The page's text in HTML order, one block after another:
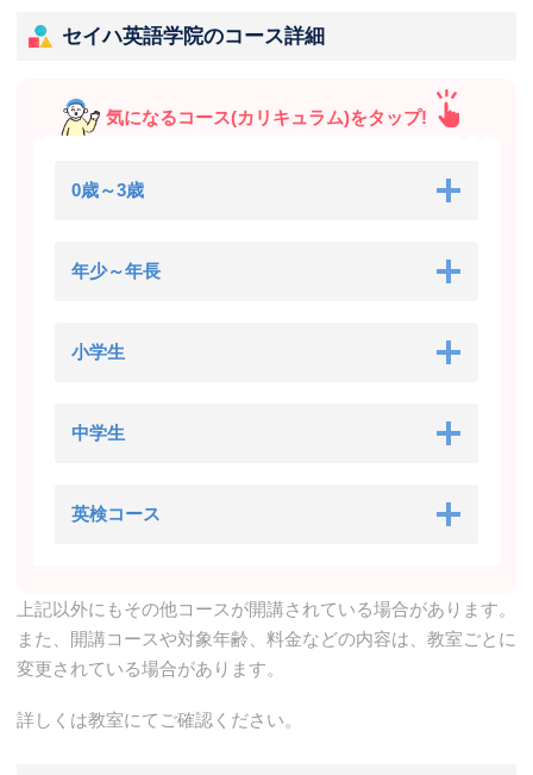
セイハ英語学院のコース詳細
気になるコース(カリキュラム)をタップ!
0歳～3歳
年少～年長
小学生
中学生
英検コース
上記以外にもその他コースが開講されている場合があります。
また、開講コースや対象年齢、料金などの内容は、教室ごとに
変更されている場合があります。
詳しくは教室にてご確認ください。